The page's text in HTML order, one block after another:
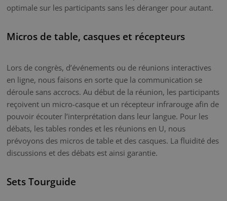
optimale sur les participants sans les déranger pour autant.
Micros de table, casques et récepteurs
Lors de congrès, d’événements ou de réunions interactives
en ligne, nous faisons en sorte que la communication se
déroule sans accrocs. Au début de la réunion, les participants
reçoivent un micro-casque et un récepteur infrarouge afin de
pouvoir écouter l’interprétation dans leur langue. Pour les
débats, les tables rondes et les réunions en U, nous
prévoyons des micros de table et des casques. La fluidité des
discussions et des débats est ainsi garantie.
Sets Tourguide